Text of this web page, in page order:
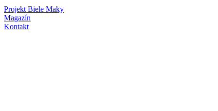
Projekt Biele Maky
Magazín
Kontakt